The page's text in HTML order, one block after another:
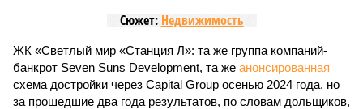
Сюжет: Недвижимость
ЖК «Светлый мир «Станция Л»: та же группа компаний-
банкрот Seven Suns Development, та же анонсированная
схема достройки через Capital Group осенью 2024 года, но
за прошедшие два года результатов, по словам дольщиков,